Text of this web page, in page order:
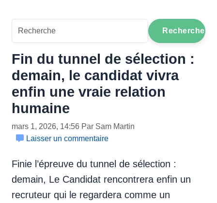
Recherche
Fin du tunnel de sélection :
demain, le candidat vivra
enfin une vraie relation
humaine
mars 1, 2026, 14:56 Par Sam Martin
Laisser un commentaire
Finie l’épreuve du tunnel de sélection :
demain, Le Candidat rencontrera enfin un
recruteur qui le regardera comme un